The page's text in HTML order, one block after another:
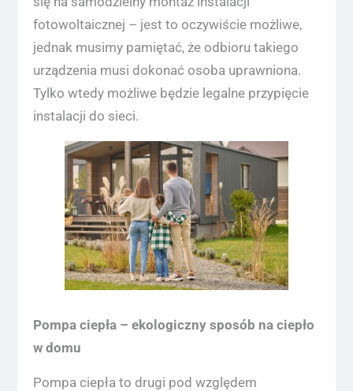
fotowoltaicznej – jest to oczywiście możliwe,
jednak musimy pamiętać, że odbioru takiego
urządzenia musi dokonać osoba uprawniona.
Tylko wtedy możliwe będzie legalne przypięcie
instalacji do sieci.
Pompa ciepła – ekologiczny sposób na ciepło
w domu
Pompa ciepła to drugi pod względem